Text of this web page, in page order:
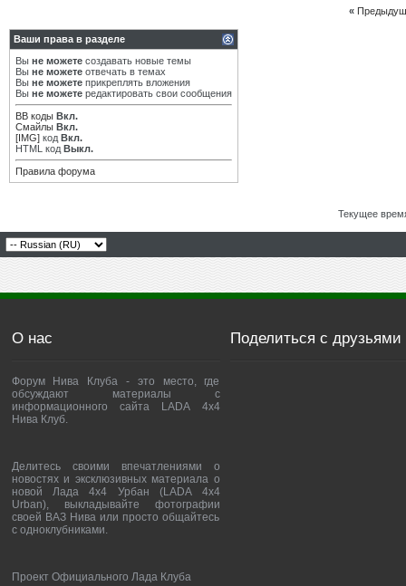
«
Ваши права в разделе
Вы не можете создавать новые темы
Вы не можете отвечать в темах
Вы не можете прикреплять вложения
Вы не можете редактировать свои сообщения
BB коды Вкл.
Смайлы Вкл.
[IMG] код Вкл.
HTML код Выкл.
Правила форума
Текущее
О нас
Форум Нива Клуба - это место, где
обсуждают материалы с
информационного сайта LADA 4x4
Нива Клуб.
Делитесь своими впечатлениями о
новостях и эксклюзивных материала о
новой Лада 4х4 Урбан (LADA 4x4
Urban), выкладывайте фотографии
своей ВАЗ Нива или просто общайтесь
с одноклубниками.
Проект Официального Лада Клуба
Поделиться с друзьями